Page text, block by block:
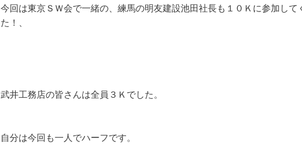
今回は東京ＳＷ会で一緒の、練馬の明友建設池田社長も１０Ｋに参加して
た！、
武井工務店の皆さんは全員３Ｋでした。
自分は今回も一人でハーフです。